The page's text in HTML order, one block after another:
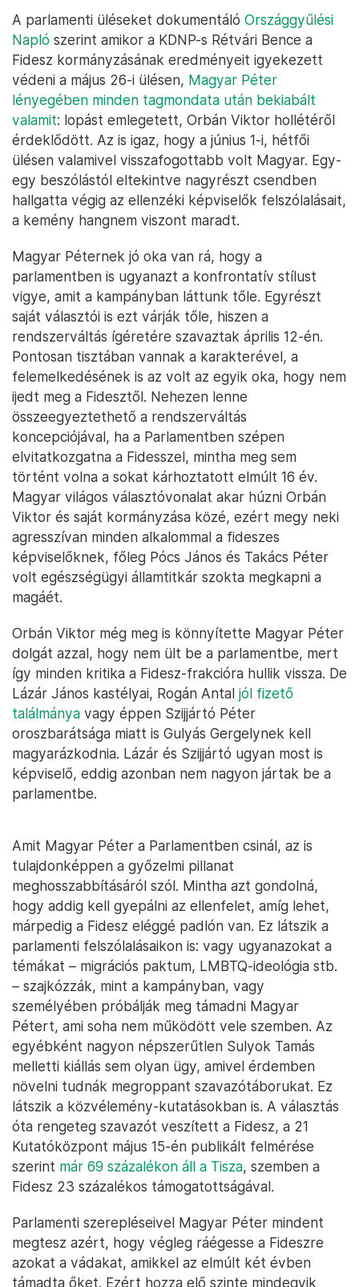
A parlamenti üléseket dokumentáló Országgyűlési
Napló szerint amikor a KDNP-s Rétvári Bence a
Fidesz kormányzásának eredményeit igyekezett
védeni a május 26-i ülésen, Magyar Péter
lényegében minden tagmondata után bekiabált
valamit: lopást emlegetett, Orbán Viktor hollétéről
érdeklődött. Az is igaz, hogy a június 1-i, hétfői
ülésen valamivel visszafogottabb volt Magyar. Egy-
egy beszólástól eltekintve nagyrészt csendben
hallgatta végig az ellenzéki képviselők felszólalásait,
a kemény hangnem viszont maradt.
Magyar Péternek jó oka van rá, hogy a
parlamentben is ugyanazt a konfrontatív stílust
vigye, amit a kampányban láttunk tőle. Egyrészt
saját választói is ezt várják tőle, hiszen a
rendszerváltás ígéretére szavaztak április 12-én.
Pontosan tisztában vannak a karakterével, a
felemelkedésének is az volt az egyik oka, hogy nem
ijedt meg a Fidesztől. Nehezen lenne
összeegyeztethető a rendszerváltás
koncepciójával, ha a Parlamentben szépen
elvitatkozgatna a Fidesszel, mintha meg sem
történt volna a sokat kárhoztatott elmúlt 16 év.
Magyar világos választóvonalat akar húzni Orbán
Viktor és saját kormányzása közé, ezért megy neki
agresszívan minden alkalommal a fideszes
képviselőknek, főleg Pócs János és Takács Péter
volt egészségügyi államtitkár szokta megkapni a
magáét.
Orbán Viktor még meg is könnyítette Magyar Péter
dolgát azzal, hogy nem ült be a parlamentbe, mert
így minden kritika a Fidesz-frakcióra hullik vissza. De
Lázár János kastélyai, Rogán Antal jól fizető
találmánya vagy éppen Szijjártó Péter
oroszbarátsága miatt is Gulyás Gergelynek kell
magyarázkodnia. Lázár és Szijjártó ugyan most is
képviselő, eddig azonban nem nagyon jártak be a
parlamentbe.
Amit Magyar Péter a Parlamentben csinál, az is
tulajdonképpen a győzelmi pillanat
meghosszabbításáról szól. Mintha azt gondolná,
hogy addig kell gyepálni az ellenfelet, amíg lehet,
márpedig a Fidesz eléggé padlón van. Ez látszik a
parlamenti felszólalásaikon is: vagy ugyanazokat a
témákat – migrációs paktum, LMBTQ-ideológia stb.
– szajkózzák, mint a kampányban, vagy
személyében próbálják meg támadni Magyar
Pétert, ami soha nem működött vele szemben. Az
egyébként nagyon népszerűtlen Sulyok Tamás
melletti kiállás sem olyan ügy, amivel érdemben
növelni tudnák megroppant szavazótáborukat. Ez
látszik a közvélemény-kutatásokban is. A választás
óta rengeteg szavazót veszített a Fidesz, a 21
Kutatóközpont május 15-én publikált felmérése
szerint már 69 százalékon áll a Tisza, szemben a
Fidesz 23 százalékos támogatottságával.
Parlamenti szerepléseivel Magyar Péter mindent
megtesz azért, hogy végleg ráégesse a Fideszre
azokat a vádakat, amikkel az elmúlt két évben
támadta őket. Ezért hozza elő szinte mindegyik